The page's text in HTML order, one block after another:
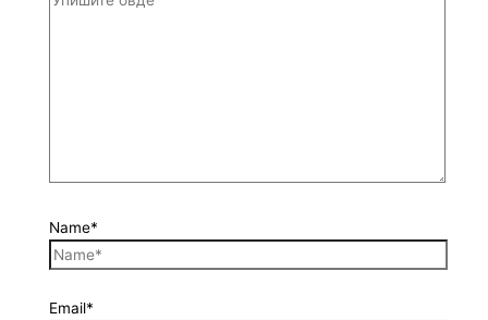
Name*
Email*